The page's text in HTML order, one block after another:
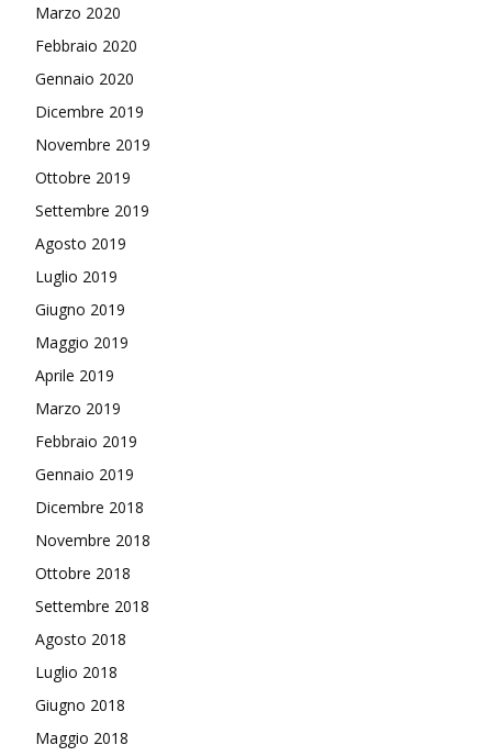
Marzo 2020
Febbraio 2020
Gennaio 2020
Dicembre 2019
Novembre 2019
Ottobre 2019
Settembre 2019
Agosto 2019
Luglio 2019
Giugno 2019
Maggio 2019
Aprile 2019
Marzo 2019
Febbraio 2019
Gennaio 2019
Dicembre 2018
Novembre 2018
Ottobre 2018
Settembre 2018
Agosto 2018
Luglio 2018
Giugno 2018
Maggio 2018